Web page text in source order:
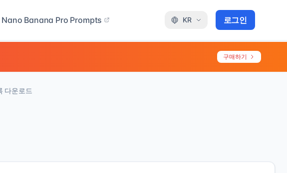
Nano Banana Pro Prompts KR 로그인
구매하기
다운로드